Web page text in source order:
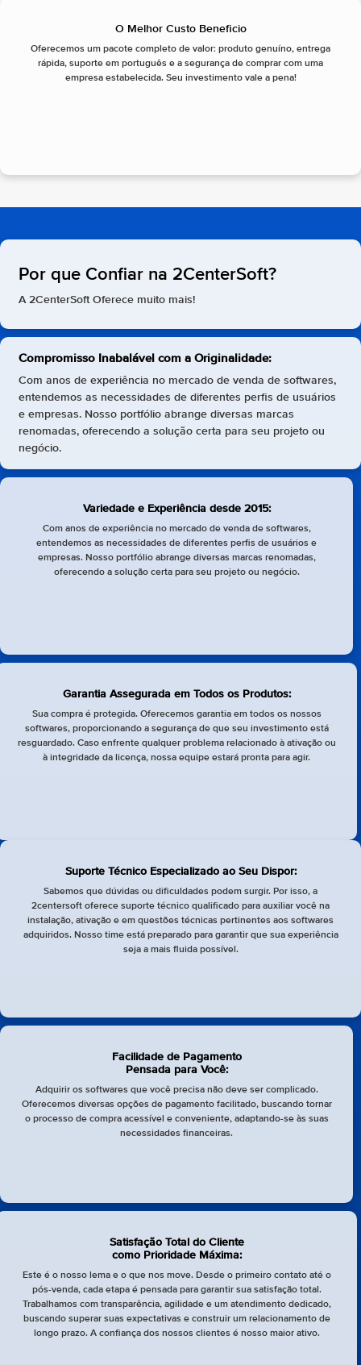
O Melhor Custo Beneficio
Oferecemos um pacote completo de valor: produto genuíno, entrega
rápida, suporte em português e a segurança de comprar com uma
empresa estabelecida. Seu investimento vale a pena!
Por que Confiar na 2CenterSoft?
A 2CenterSoft Oferece muito mais!
Compromisso Inabalável com a Originalidade:
Com anos de experiência no mercado de venda de softwares,
entendemos as necessidades de diferentes perfis de usuários
e empresas. Nosso portfólio abrange diversas marcas
renomadas, oferecendo a solução certa para seu projeto ou
negócio.
Variedade e Experiência desde 2015:
Com anos de experiência no mercado de venda de softwares,
entendemos as necessidades de diferentes perfis de usuários e
empresas. Nosso portfólio abrange diversas marcas renomadas,
oferecendo a solução certa para seu projeto ou negócio.
Garantia Assegurada em Todos os Produtos:
Sua compra é protegida. Oferecemos garantia em todos os nossos
softwares, proporcionando a segurança de que seu investimento está
resguardado. Caso enfrente qualquer problema relacionado à ativação ou
à integridade da licença, nossa equipe estará pronta para agir.
Suporte Técnico Especializado ao Seu Dispor:
Sabemos que dúvidas ou dificuldades podem surgir. Por isso, a
2centersoft oferece suporte técnico qualificado para auxiliar você na
instalação, ativação e em questões técnicas pertinentes aos softwares
adquiridos. Nosso time está preparado para garantir que sua experiência
seja a mais fluida possível.
Facilidade de Pagamento
Pensada para Você:
Adquirir os softwares que você precisa não deve ser complicado.
Oferecemos diversas opções de pagamento facilitado, buscando tornar
o processo de compra acessível e conveniente, adaptando-se às suas
necessidades financeiras.
Satisfação Total do Cliente
como Prioridade Máxima:
Este é o nosso lema e o que nos move. Desde o primeiro contato até o
pós-venda, cada etapa é pensada para garantir sua satisfação total.
Trabalhamos com transparência, agilidade e um atendimento dedicado,
buscando superar suas expectativas e construir um relacionamento de
longo prazo. A confiança dos nossos clientes é nosso maior ativo.